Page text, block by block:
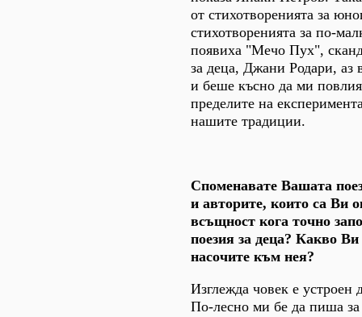
от стихотворенията за
стихотворенията за по-
появиха "Мечо Пух",
за деца, Джани Родари, аз
и беше късно да ми
пределите на
нашите традиции.
Споменавате Вашата
и авторите, които са Ви
всъщност кога точно
поезия за деца? Какво Ви
насочите към нея?
Изглежда човек е устроен
По-лесно ми бе да пиша